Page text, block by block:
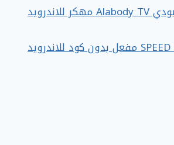
تحميل تطبيق العبودي Alabody TV مهكر للاندرويد
تحميل تطبيق SPEED TV مفعل بدون كود للاندرويد